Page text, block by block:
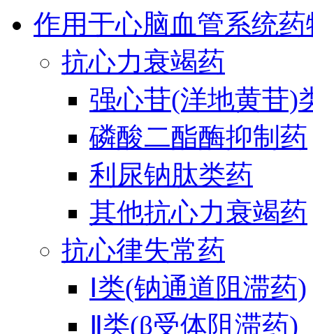
作用于心脑血管系统药
抗心力衰竭药
强心苷(洋地黄苷)
磷酸二酯酶抑制药
利尿钠肽类药
其他抗心力衰竭药
抗心律失常药
Ⅰ类(钠通道阻滞药)
Ⅱ类(β受体阻滞药)